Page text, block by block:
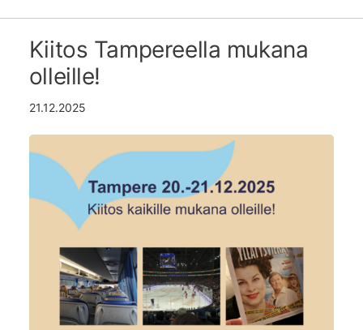
Kiitos Tampereella mukana
olleille!
21.12.2025